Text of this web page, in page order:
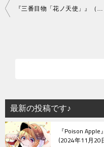
投
シ
ョ
ン
『三番目物「花ノ天使」』（東方Project）の動画を楽しもう！
最新の投稿です♪
『Poison
2024年11月20